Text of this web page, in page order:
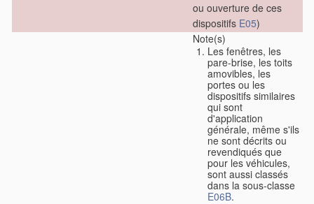
ou ouverture de ces
dispositifs E05)
Note(s)
Les fenêtres, les
pare-brise, les toits
amovibles, les
portes ou les
dispositifs similaires
qui sont
d'application
générale, même s'ils
ne sont décrits ou
revendiqués que
pour les véhicules,
sont aussi classés
dans la sous-classe
E06B.